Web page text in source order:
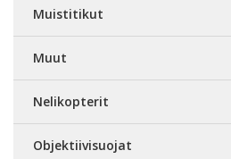
Muistitikut
Muut
Nelikopterit
Objektiivisuojat